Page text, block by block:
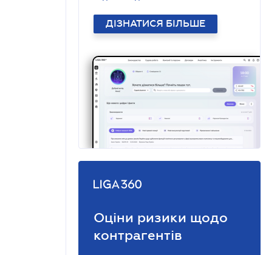
ДІЗНАТИСЯ БІЛЬШЕ
Оціни ризики щодо
контрагентів